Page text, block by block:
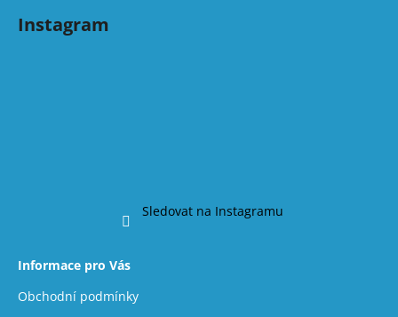
Instagram
Sledovat na Instagramu
Informace pro Vás
Obchodní podmínky